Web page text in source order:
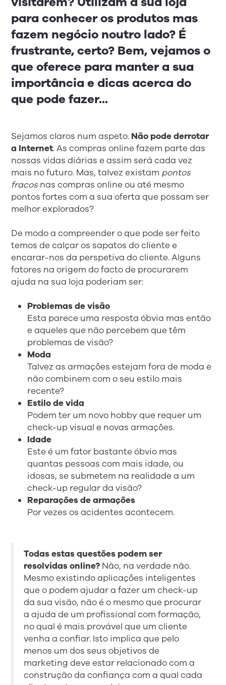
para conhecer os produtos mas
fazem negócio noutro lado? É
frustrante, certo? Bem, vejamos o
que oferece para manter a sua
importância e dicas acerca do
que pode fazer...
Sejamos claros num aspeto. Não pode derrotar
a Internet. As compras online fazem parte das
nossas vidas diárias e assim será cada vez
mais no futuro. Mas, talvez existam pontos
fracosnas compras online ou até mesmo
pontos fortes com a sua oferta que possam ser
melhor explorados?
De modo a compreender o que pode ser feito
temos de calçar os sapatos do cliente e
encarar-nos da perspetiva do cliente. Alguns
fatores na origem do facto de procurarem
ajuda na sua loja poderiam ser:
Problemas de visão
Esta parece uma resposta óbvia mas então
e aqueles que não percebem que têm
problemas de visão?
Moda
Talvez as armações estejam fora de moda e
não combinem com o seu estilo mais
recente?
Estilo de vida
Podem ter um novo hobby que requer um
check-up visual e novas armações.
Idade
Este é um fator bastante óbvio mas
quantas pessoas com mais idade, ou
idosas, se submetem na realidade a um
check-up regular da visão?
Reparações de armações
Por vezes os acidentes acontecem.
Todas estas questões podem ser
resolvidas online? Não, na verdade não.
Mesmo existindo aplicações inteligentes
que o podem ajudar a fazer um check-up
da sua visão, não é o mesmo que procurar
a ajuda de um profissional com formação,
no qual é mais provável que um cliente
venha a confiar. Isto implica que pelo
menos um dos seus objetivos de
marketing deve estar relacionado com a
construção da confiança com a qual cada